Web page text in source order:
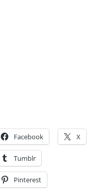
Facebook X
Tumblr
Pinterest